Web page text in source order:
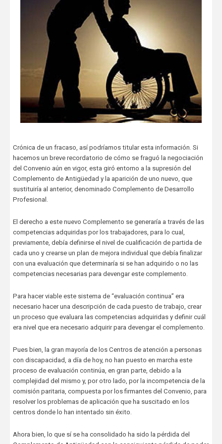
Crónica de un fracaso, así podríamos titular esta información. Si
hacemos un breve recordatorio de cómo se fraguó la negociación
del Convenio aún en vigor, esta giró entorno a la supresión del
Complemento de Antigüedad y la aparición de uno nuevo, que
sustituiría al anterior, denominado Complemento de Desarrollo
Profesional.
El derecho a este nuevo Complemento se generaría a través de las
competencias adquiridas por los trabajadores, para lo cual,
previamente, debía definirse el nivel de cualificación de partida de
cada uno y crearse un plan de mejora individual que debía finalizar
con una evaluación que determinaría si se han adquirido o no las
competencias necesarias para devengar este complemento.
Para hacer viable este sistema de “evaluación continua” era
necesario hacer una descripción de cada puesto de trabajo, crear
un proceso que evaluara las competencias adquiridas y definir cuál
era nivel que era necesario adquirir para devengar el complemento.
Pues bien, la gran mayoría de los Centros de atención a personas
con discapacidad, a día de hoy, no han puesto en marcha este
proceso de evaluación continúa, en gran parte, debido a la
complejidad del mismo y, por otro lado, por la incompetencia de la
comisión paritaria, compuesta por los firmantes del Convenio, para
resolver los problemas de aplicación que ha suscitado en los
centros donde lo han intentado sin éxito.
Ahora bien, lo que sí se ha consolidado ha sido la pérdida del